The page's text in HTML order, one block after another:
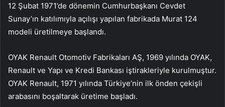
12 Şubat 1971’de dönemin Cumhurbaşkanı Cevdet
Sunay’ın katılımıyla açılışı yapılan fabrikada Murat 124
modeli üretilmeye başlandı.
OYAK Renault Otomotiv Fabrikaları AŞ, 1969 yılında OYAK,
Renault ve Yapı ve Kredi Bankası iştirakleriyle kurulmuştur.
OYAK Renault, 1971 yılında Türkiye’nin ilk önden çekişli
arabasını boşaltarak üretime başladı.